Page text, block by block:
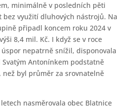
minimálně v posledních pěti
bez využití dluhových nástrojů. Na
připadl koncem roku 2024 v
8,4 mil. Kč. I když se v roce
nepatrně snížil, disponovala
Antonínkem podstatně
než byl průměr za srovnatelně
nasměrovala obec Blatnice